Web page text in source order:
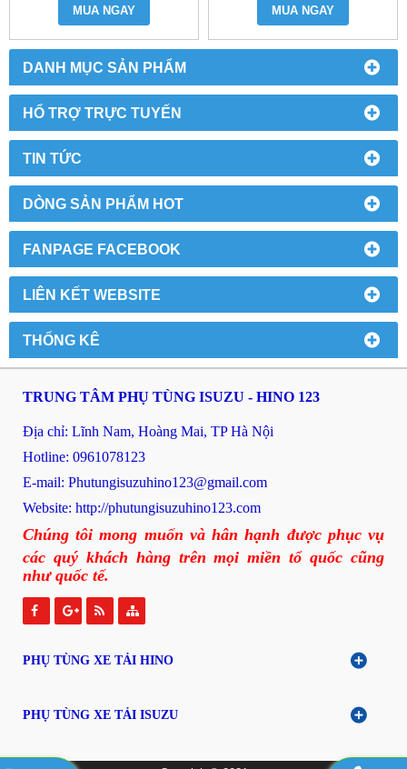
DANH MỤC SẢN PHẨM
HỔ TRỢ TRỰC TUYẾN
TIN TỨC
DÒNG SẢN PHẨM HOT
FANPAGE FACEBOOK
LIÊN KẾT WEBSITE
THỐNG KÊ
MUA NGAY MUA NGAY
TRUNG TÂM PHỤ TÙNG ISUZU - HINO 123
Địa chỉ: Lĩnh Nam, Hoàng Mai, TP Hà Nội
Hotline: 0961078123
E-mail: Phutungisuzuhino123@gmail.com
Website: http://phutungisuzuhino123.com
Chúng tôi mong muốn và hân hạnh được phục vụ
các quý khách hàng trên mọi miền tổ quốc cũng
như quốc tế.
PHỤ TÙNG XE TẢI HINO
PHỤ TÙNG XE TẢI ISUZU